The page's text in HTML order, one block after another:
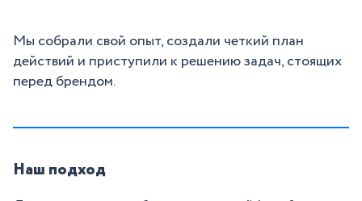
Мы собрали свой опыт, создали четкий план
действий и приступили к решению задач, стоящих
перед брендом.
Наш подход